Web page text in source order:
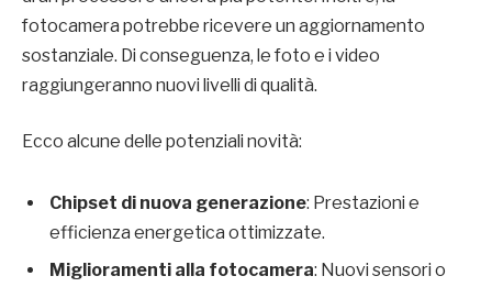
fotocamera potrebbe ricevere un aggiornamento
sostanziale. Di conseguenza, le foto e i video
raggiungeranno nuovi livelli di qualità.
Ecco alcune delle potenziali novità:
Chipset di nuova generazione: Prestazioni e
efficienza energetica ottimizzate.
Miglioramenti alla fotocamera: Nuovi sensori o